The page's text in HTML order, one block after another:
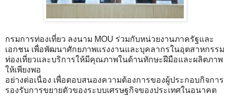
กรมการท่องเที่ยว ลงนาม MOU ร่วมกับหน่วยงานภาครัฐและ
เอกชน เพื่อพัฒนาศักยภาพแรงงานและบุคลากรในอุตสาหกรรม
ท่องเที่ยวและบริการให้มีคุณภาพในด้านทักษะฝีมือและผลิตภาพ
ให้เพียงพอ
อย่างต่อเนื่อง เพื่อตอบสนองความต้องการของผู้ประกอบกิจการ
รองรับการขยายตัวของระบบเศรษฐกิจของประเทศในอนาคต